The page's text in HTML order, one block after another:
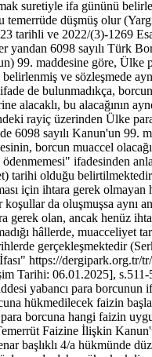
suretiyle ifa gününü
temerrüde düşmüş olur
tarihli ve 2022/(3)-1269
yandan 6098 sayılı Türk
99. maddesine göre, Ülke
ve sözleşmede
de bulunmadıkça,
alacaklı, bu alacağının
rayiç üzerinden Ülke
6098 sayılı Kanun'un 99.
borcun muaccel
ifadesinden
tarihi olduğu
için ihtara gerek olmayan
da oluşmuşsa aynı
gerek olan, ancak henüz
hâllerde, muacceliyet
gerçekleşmektedir
https://dergipark.org.tr/
Tarihi: 06.01.2025], s.511-
yabancı para borcunun
hükmedilecek faizin
borcuna hangi faizin
Faizine İlişkin
başlıklı 4/a hükmünde